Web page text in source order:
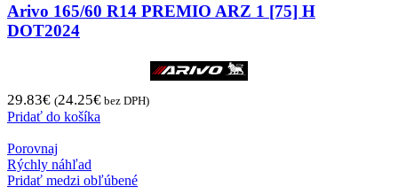
Arivo 165/60 R14 PREMIO ARZ 1 [75] H
DOT2024
29.83€ (24.25€ bez DPH)
Pridať do košíka
Porovnaj
Rýchly náhľad
Pridať medzi obľúbené